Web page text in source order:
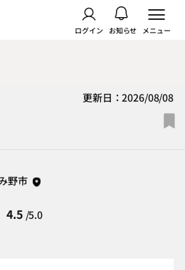
ログイン お知らせ メニュー
更新日：2026/08/08
野市
4.5 /5.0